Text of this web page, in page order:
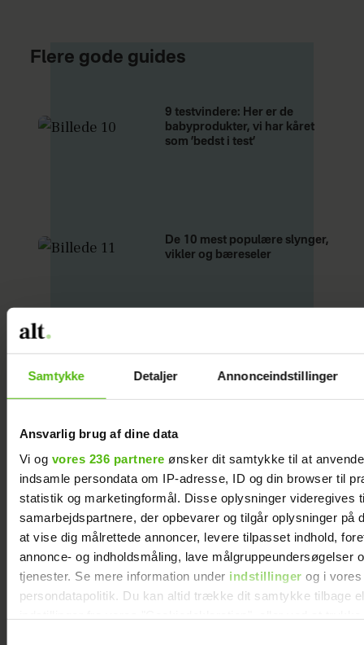
Samtykke Detaljer Annonceindstillinger
Ansvarlig brug af dine data
Vi og vores 236 partnere ønsker dit samtykke til at
indsamle persondata om IP-adresse, ID og din browser til
statistik og marketingformål. Disse oplysninger videregives
samarbejdspartnere, der opbevarer og tilgår oplysninger på
at vise dig målrettede annoncer, levere tilpasset indhold,
annonce- og indholdsmåling, lave målgruppeundersøgelser
tjenester. Se mere information under indstillinger og i vores
persondatapolitik. Du kan altid trække dit samtykke tilbage
Flere gode guides
9 testvindere: Her er de
babyprodukter, vi har kåret
som ’bedst i test’
De 10 mest populære slynger,
vikler og bæreseler
stimulerer babys sanser
De 10 bedst sælgende
autostole
9 søde lamper til
børneværelset